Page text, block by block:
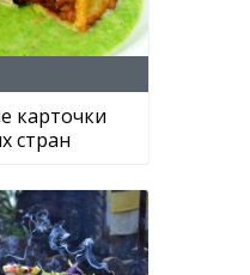
карточки
стран